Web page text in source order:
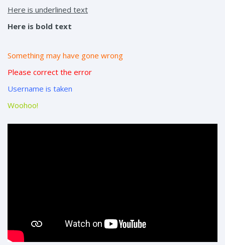
Here is underlined text
Here is bold text
Something may have gone wrong
Please correct the error
Username is taken
Woohoo!